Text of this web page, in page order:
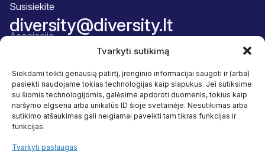
Tvarkyti sutikimą
Siekdami teikti geriausią patirtį, įrenginio informacijai saugoti ir (arba)
pasiekti naudojame tokias technologijas kaip slapukus. Jei sutiksime
su šiomis technologijomis, galėsime apdoroti duomenis, tokius kaip
naršymo elgsena arba unikalūs ID šioje svetainėje. Nesutikimas arba
sutikimo atšaukimas gali neigiamai paveikti tam tikras funkcijas ir
funkcijas.
Tvarkyti paslaugas
Susisiekite
diversity@diversity.lt
Asociacija
Narystės paketas
Atskaitingumas
Veikla
Įvairovė ir įtrauktis
Naudos
Programos
Naudingi šaltiniai